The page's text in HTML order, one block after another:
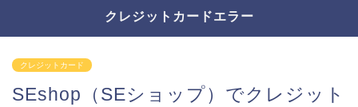
クレジットカードエラー
クレジットカード
SEshop（SEショップ）でクレジット